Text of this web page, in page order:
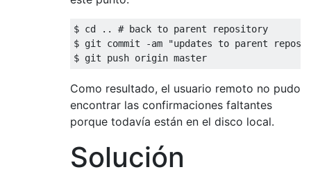
$ cd .. # back to parent repository
$ git commit -am "updates to parent
Como resultado, el usuario remoto no pudo
encontrar las confirmaciones faltantes
porque todavía están en el disco local.
Solución